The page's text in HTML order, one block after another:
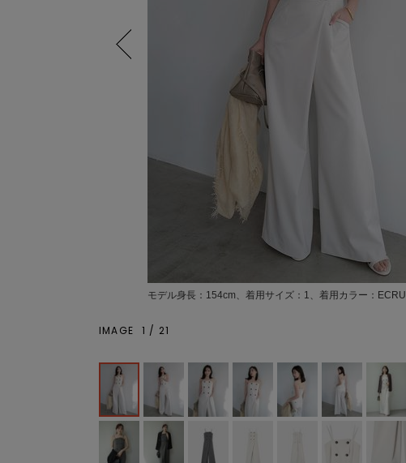
モデル身長：154cm、着用サイズ：1、着用カラー：ECRU
IMAGE 1 / 21